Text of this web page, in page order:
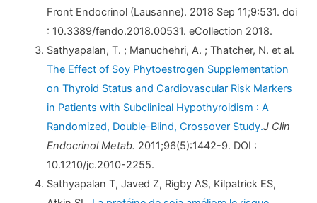
Front Endocrinol (Lausanne). 2018 Sep 11;9:531. doi
: 10.3389/fendo.2018.00531. eCollection 2018.
Sathyapalan, T. ; Manuchehri, A. ; Thatcher, N. et al.
The Effect of Soy Phytoestrogen Supplementation
on Thyroid Status and Cardiovascular Risk Markers
in Patients with Subclinical Hypothyroidism : A
Randomized, Double-Blind, Crossover Study.J Clin
Endocrinol Metab. 2011;96(5):1442-9. DOI :
10.1210/jc.2010-2255.
Sathyapalan T, Javed Z, Rigby AS, Kilpatrick ES,